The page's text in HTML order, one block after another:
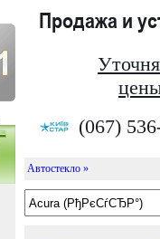
Продажа и
(067)
Автостекло »